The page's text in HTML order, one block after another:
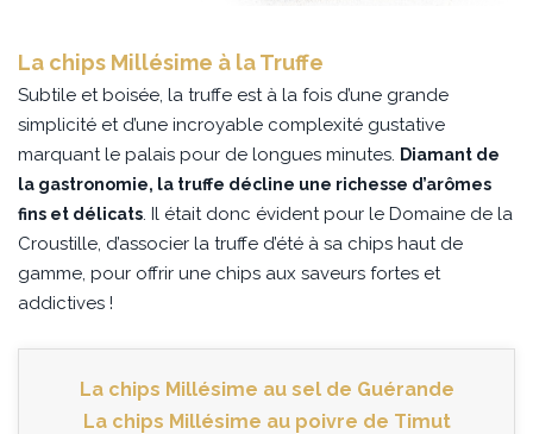
La chips Millésime à la Truffe
Subtile et boisée, la truffe est à la fois d’une grande
simplicité et d’une incroyable complexité gustative
marquant le palais pour de longues minutes. Diamant de
la gastronomie, la truffe décline une richesse d’arômes
fins et délicats. Il était donc évident pour le Domaine de la
Croustille, d’associer la truffe d’été à sa chips haut de
gamme, pour offrir une chips aux saveurs fortes et
addictives !
La chips Millésime au sel de Guérande
La chips Millésime au poivre de Timut